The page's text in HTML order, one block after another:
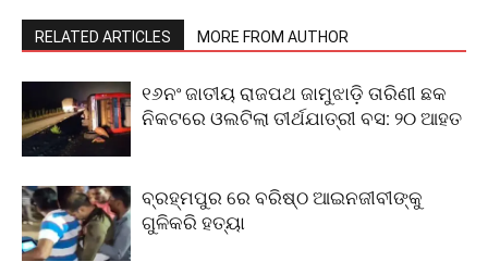
RELATED ARTICLES MORE FROM AUTHOR
୧୬ନଂ ଜାତୀୟ ରାଜପଥ ଜାମୁଝାଡ଼ି ତାରିଣୀ ଛକ
ନିକଟରେ ଓଲଟିଲା ତୀର୍ଥଯାତ୍ରୀ ବସ: ୨୦ ଆହତ
ବ୍ରହ୍ମପୁର ରେ ବରିଷ୍ଠ ଆଇନଜୀବୀଙ୍କୁ
ଗୁଳିକରି ହତ୍ୟା